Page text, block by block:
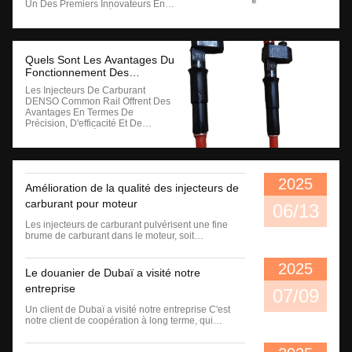
Un Des Premiers Innovateurs En
Carburant, En Développant Des
Injecteurs À Injection Directe
D'essence ...
Quels Sont Les Avantages Du
Fonctionnement Des
Injecteurs De Carburant
DENSO ?
Les Injecteurs De Carburant
DENSO Common Rail Offrent Des
Avantages En Termes De
Précision, D'efficacité Et De
Par L'ECU Du Moteur, Permettant
Avantages: Pression Et Précision
Du ...
Amélioration de la qualité des injecteurs de
carburant pour moteur
Les injecteurs de carburant pulvérisent une fine
brume de carburant dans le moteur, soit
(injection directe) soit dans le collecteur
d'admission (injection indirecte),où il se mélange à
l'air avant l'allumageCette livraison précise de
carburant assure une ...
2025
06/13
Le douanier de Dubaï a visité notre
entreprise
Un client de Dubaï a visité notre entreprise C'est
notre client de coopération à long terme, qui
de commandes de pièces automobiles chaque
2025
07/09